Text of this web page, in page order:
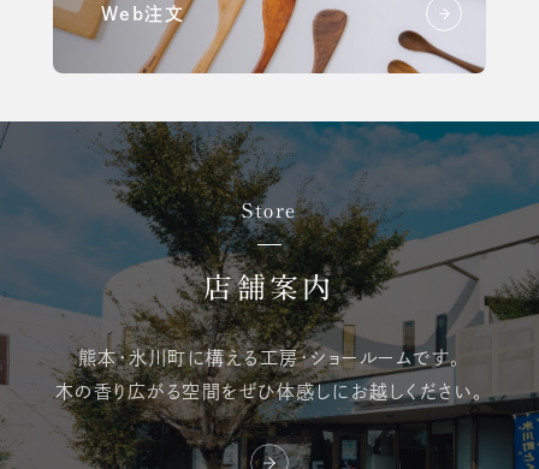
Web注文
Store
店舗案内
熊本・氷川町に構える工房・ショールームです。
木の香り広がる空間をぜひ体感しにお越しください。